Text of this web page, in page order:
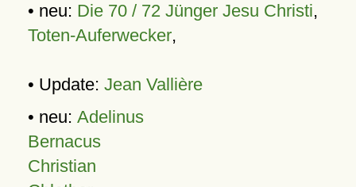
• neu: Die 70 / 72 Jünger Jesu Christi,
Toten-Auferwecker,
• Update: Jean Vallière
• neu: Adelinus
Bernacus
Christian